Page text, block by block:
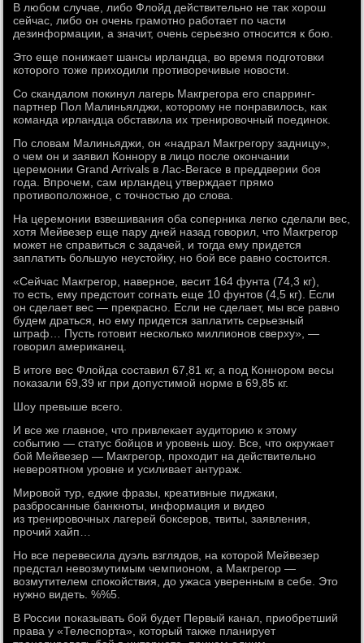
В любом случае, либо Флойд действительно не так хорош
сейчас, либо он очень грамотно работает по части
дезинформации, а значит, очень серьезно относится к бою.
Это еще понижает шансы ирландца, во время подготовки
которого тоже приходили противоречивые новости.
Со скандалом покинул лагерь Макгрегора его спарринг-
партнер Пол Малиньялджи, которому не понравилось, как
команда ирландца обставила их тренировочный поединок.
По словам Малиньяджи, он «надрал Макгрегору задницу»,
о чем он и заявил Коннору в лицо после окончании
церемонии Grand Arrivals в Лас-Вегасе в преддверии боя
года. Впрочем, сам ирландец утверждает прямо
противоположное, с точностью до слова.
На церемонии взвешивания оба соперника легко сделали вес,
хотя Мейвезер еще пару дней назад говорил, что Макгрегор
может не справиться с задачей, и тогда ему придется
заплатить большую неустойку, но бой все равно состоится.
«Сейчас Макгрегор, наверное, весит 164 фунта (74,3 кг),
то есть, ему предстоит согнать еще 10 фунтов (4,5 кг). Если
он сделает вес — прекрасно. Если не сделает, мы все равно
будем драться, но ему придется заплатить серьезный
штраф… Пусть готовит несколько миллионов сверху», —
говорил американец.
В итоге вес Флойда составил 67,81 кг, а под Коннором весы
показали 69,39 кг при допустимой норме в 69,85 кг.
Шоу превыше всего.
И все же главное, что привлекает аудиторию к этому
событию — статус бойцов и уровень шоу. Все, что окружает
бой Мейвезер — Макгрегор, проходит на действительно
невероятном уровне и усиливает антураж.
Мировой тур, едкие фразы, креативные пиджаки,
разбросанные банкноты, информация и видео
из тренировочных лагерей боксеров, твиты, заявления,
прочий хайп…
Но все перевесила дуэль взглядов, на которой Мейвезер
предстал невозмутимым чемпионом, а Макгрегор —
возмутителем спокойствия, до ужаса уверенным в себе. Это
нужно видеть. %%5.
В России показывать бой будет Первый канал, приобретший
права у «Телеспорта», который также планирует